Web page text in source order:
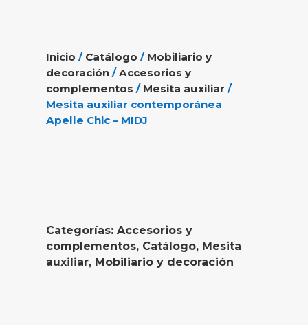
Inicio / Catálogo / Mobiliario y
decoración /Accesorios y
complementos / Mesita auxiliar /
Mesita auxiliar contemporánea
Apelle Chic – MIDJ
Categorías:Accesorios y
complementos, Catálogo, Mesita
auxiliar, Mobiliario y decoración